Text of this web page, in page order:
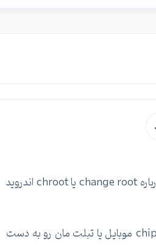
فقط میتوانید کمی درباره change root یا chroot اندروید
(چطور میتوانیم chipset موبایل یا تبلت مان رو به دست